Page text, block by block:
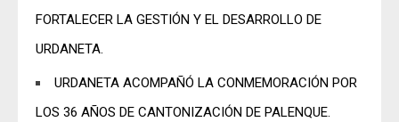
FORTALECER LA GESTIÓN Y EL DESARROLLO DE
URDANETA.
URDANETA ACOMPAÑÓ LA CONMEMORACIÓN POR
LOS 36 AÑOS DE CANTONIZACIÓN DE PALENQUE.